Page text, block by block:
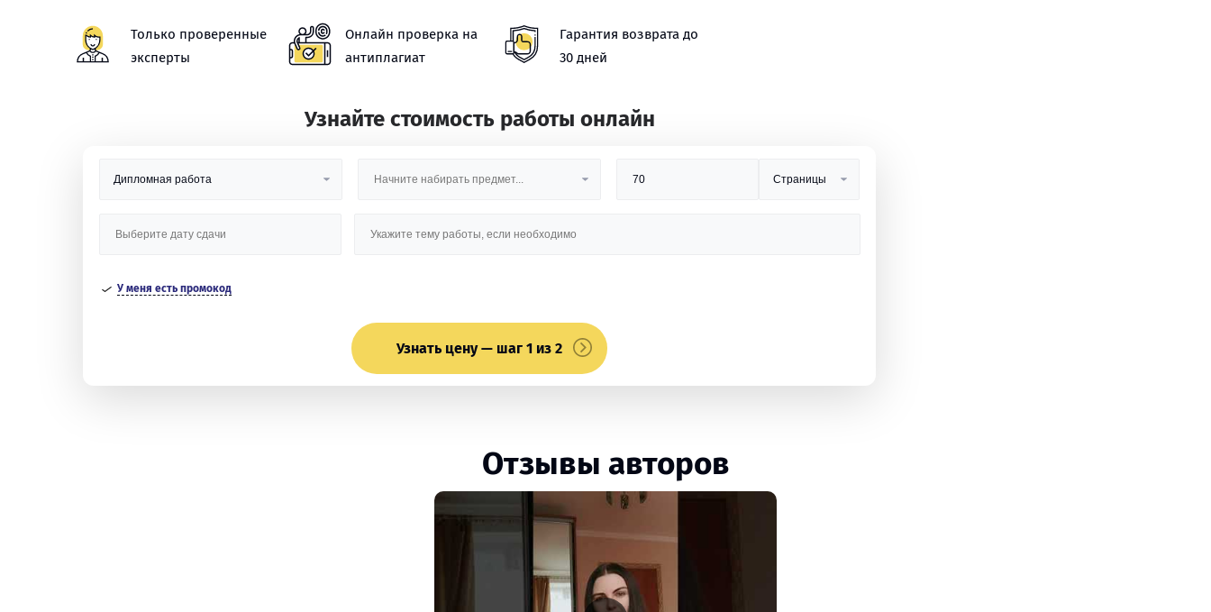
Только проверенные
эксперты
Онлайн проверка на
антиплагиат
Гарантия возврата до
30 дней
Узнайте стоимость работы онлайн
У меня есть промокод
Узнать цену — шаг 1 из 2
Отзывы авторов